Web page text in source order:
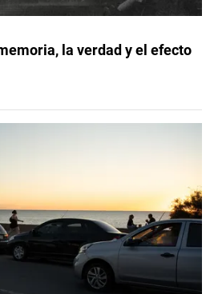
la verdad y el efecto